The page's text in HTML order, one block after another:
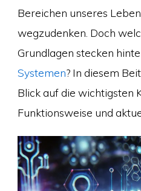
Bereichen unseres
wegzudenken. Doch
Grundlagen stecken
Systemen? In diesem
Blick auf die wichtigsten
Funktionsweise und